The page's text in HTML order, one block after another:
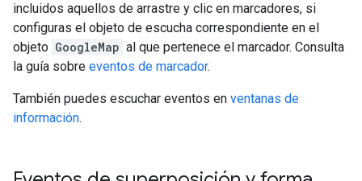
incluidos aquellos de arrastre y clic en marcadores, si
configuras el objeto de escucha correspondiente en el
objeto GoogleMap al que pertenece el marcador. Consulta
la guía sobre eventos de marcador.
También puedes escuchar eventos en ventanas de
información.